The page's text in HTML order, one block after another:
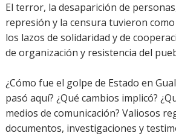
El terror, la desaparición de
represión y la censura tuvieron
los lazos de solidaridad y de
de organización y resistencia del
¿Cómo fue el golpe de Estado en
pasó aquí? ¿Qué cambios implicó?
medios de comunicación? Valiosos
documentos, investigaciones y